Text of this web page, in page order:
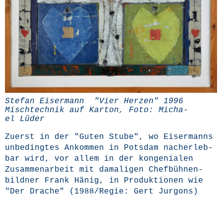
Ste­fan Eis­er­mann "Vier Her­zen" 1996
Misch­tech­nik auf Kar­ton, Foto: Micha­
el Lüder
Zuerst in der "Guten Stu­be", wo Eis­er­manns
unbe­ding­tes Ankom­men in Pots­dam nach­er­leb­
bar wird, vor allem in der kon­ge­nia­len
Zusam­men­ar­beit mit dama­li­gen Chef­büh­nen­
bild­ner Frank Hänig, in Pro­duk­tio­nen wie
"Der Dra­che" (1988/Regie: Gert Jur­gons)